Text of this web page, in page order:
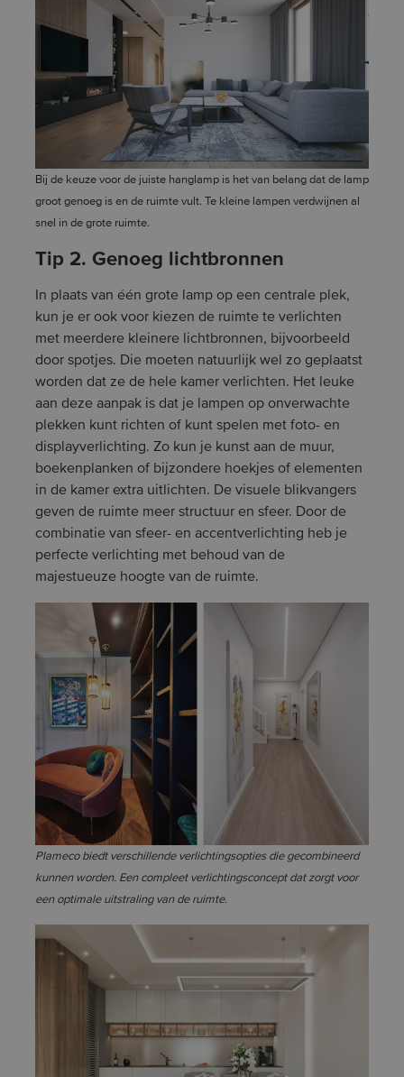
Bij de keuze voor de juiste hanglamp is het van belang dat de lamp
groot genoeg is en de ruimte vult. Te kleine lampen verdwijnen al
snel in de grote ruimte.
Tip 2. Genoeg lichtbronnen
In plaats van één grote lamp op een centrale plek,
kun je er ook voor kiezen de ruimte te verlichten
met meerdere kleinere lichtbronnen, bijvoorbeeld
door spotjes. Die moeten natuurlijk wel zo geplaatst
worden dat ze de hele kamer verlichten. Het leuke
aan deze aanpak is dat je lampen op onverwachte
plekken kunt richten of kunt spelen met foto- en
displayverlichting. Zo kun je kunst aan de muur,
boekenplanken of bijzondere hoekjes of elementen
in de kamer extra uitlichten. De visuele blikvangers
geven de ruimte meer structuur en sfeer. Door de
combinatie van sfeer- en accentverlichting heb je
perfecte verlichting met behoud van de
majestueuze hoogte van de ruimte.
Plameco biedt verschillende verlichtingsopties die gecombineerd
kunnen worden. Een compleet verlichtingsconcept dat zorgt voor
een optimale uitstraling van de ruimte.